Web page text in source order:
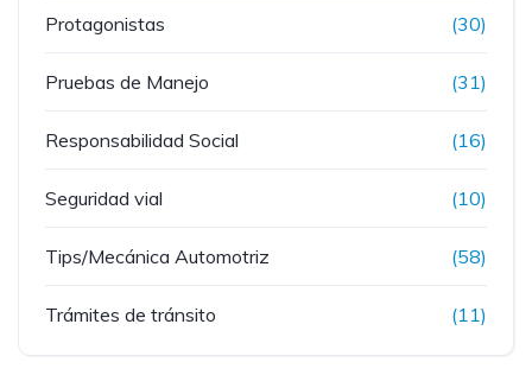
Protagonistas (30)
Pruebas de Manejo (31)
Responsabilidad Social (16)
Seguridad vial (10)
Tips/Mecánica Automotriz (58)
Trámites de tránsito (11)